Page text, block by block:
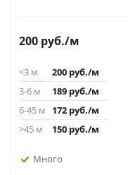
200 руб./м
<3 м 200 руб./м
3-6 м
189 руб./м
6-45 м
172 руб./м
>45 м
150 руб./м
Много